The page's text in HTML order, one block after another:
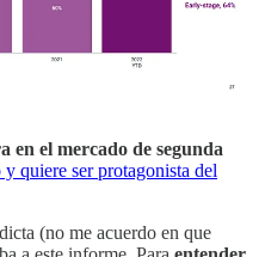
en el mercado de segunda
quiere ser protagonista del
(no me acuerdo en que